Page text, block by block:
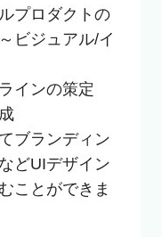
プロダクトの
ビジュアル/イ
インの策定
ブランディン
どUIデザイン
ことができま